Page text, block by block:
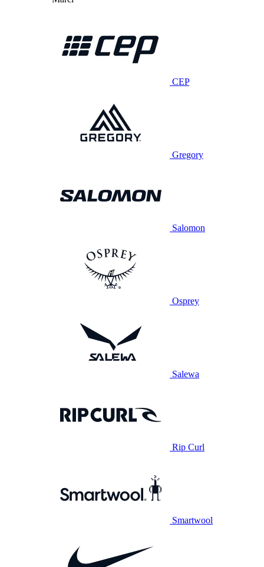
CEP
Gregory
Salomon
Osprey
Salewa
Rip Curl
Smartwool